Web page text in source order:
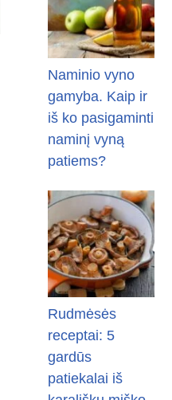
Naminio vyno
gamyba. Kaip ir
iš ko pasigaminti
naminį vyną
patiems?
Rudmėsės
receptai: 5
gardūs
patiekalai iš